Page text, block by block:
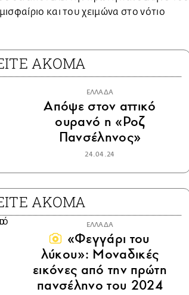
και του χειμώνα στο νότιο
ΑΚΟΜΑ
ΕΛΛΑΔΑ
Απόψε στον αττικό
ουρανό η «Ροζ
Πανσέληνος»
24.04.24
ΑΚΟΜΑ
ΕΛΛΑΔΑ
«Φεγγάρι του
λύκου»: Μοναδικές
εικόνες από την πρώτη
πανσέληνο του 2024